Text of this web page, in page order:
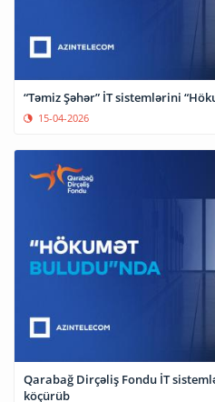
“Təmiz Şəhər” İT sistemlərini
15-04-2026
Qarabağ Dirçəliş Fondu İT
köçürüb